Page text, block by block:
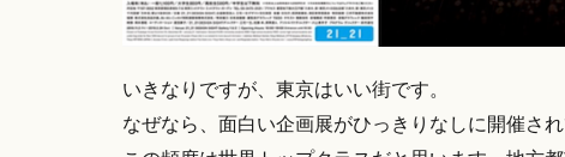
いきなりですが、東京はいい街です。
なぜなら、面白い企画展がひっきりなしに開催され